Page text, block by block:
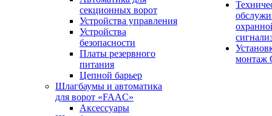
секционных ворот
Устройства управления
Устройства
безопасности
Платы резервного
питания
Цепной барьер
Шлагбаумы и автоматика
для ворот «FAAC»
Аксессуары
монтаж